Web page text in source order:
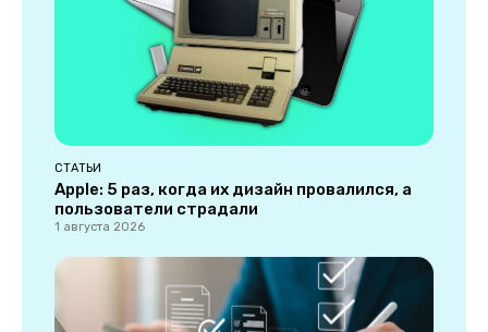
СТАТЬИ
Apple: 5 раз, когда их дизайн провалился, а
пользователи страдали
1 августа 2026